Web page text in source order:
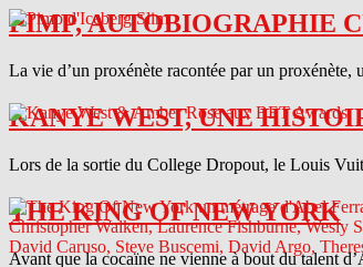
PIMP, AUTOBIOGRAPHIE
La vie d’un proxénète racontée par un proxénète,
KANYE WEST, UNE
Lors de la sortie du College Dropout, le Louis
THE KING OF NEW YORK
Avant que la cocaïne ne vienne à bout du talent